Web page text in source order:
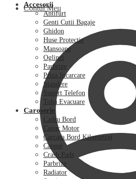
Contul Meu
Accesorii
Antifurt
Genti Cutii Bagaje
Ghidon
Huse Protectie
Mansoane
Oglinzi
Parbrize
Priza Incarcare
Standere
Suport Telefon
Toba Evacuare
Caroserie
Cadru Bord
Capac Motor
Carcasa Bord Kilometraj
Carene
Crash Pads
Parbrize
Radiator